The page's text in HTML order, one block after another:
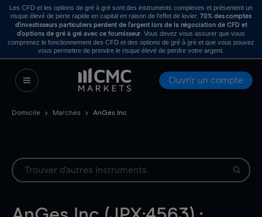
Les CFD et les options de gré à gré sont des instruments complexes et présentent un
risque élevé de perte rapide en capital en raison de l’effet de levier. 70% des comptes
d’investisseurs particuliers perdent de l’argent lors de la négociation de CFD et
d’options de gré à gré avec ce fournisseur . Vous devez vous assurer que vous
comprenez le fonctionnement des CFD et des options de gré à gré et que vous pouvez
vous permettre de prendre le risque élevé de perdre votre argent.
Ouvrir un compte
Domicile Marchés AnGes Inc